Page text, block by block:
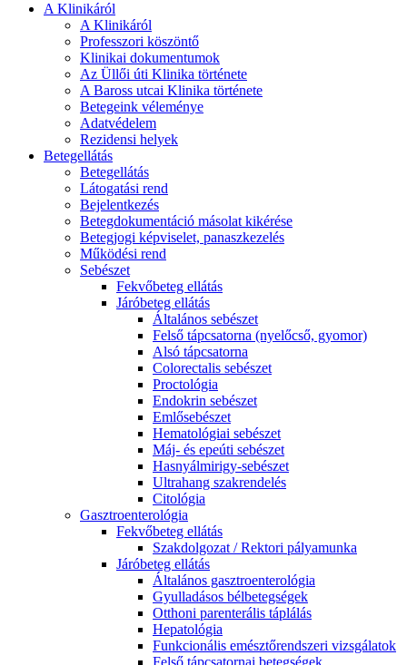
A Klinikáról
A Klinikáról
Professzori köszöntő
Klinikai dokumentumok
Az Üllői úti Klinika története
A Baross utcai Klinika története
Betegeink véleménye
Adatvédelem
Rezidensi helyek
Betegellátás
Betegellátás
Látogatási rend
Bejelentkezés
Betegdokumentáció másolat kikérése
Betegjogi képviselet, panaszkezelés
Működési rend
Sebészet
Fekvőbeteg ellátás
Járóbeteg ellátás
Általános sebészet
Felső tápcsatorna (nyelőcső, gyomor)
Alsó tápcsatorna
Colorectalis sebészet
Proctológia
Endokrin sebészet
Emlősebészet
Hematológiai sebészet
Máj- és epeúti sebészet
Hasnyálmirigy-sebészet
Ultrahang szakrendelés
Citológia
Gasztroenterológia
Fekvőbeteg ellátás
Szakdolgozat / Rektori pályamunka
Járóbeteg ellátás
Általános gasztroenterológia
Gyulladásos bélbetegségek
Otthoni parenterális táplálás
Hepatológia
Funkcionális emésztőrendszeri vizsgálatok